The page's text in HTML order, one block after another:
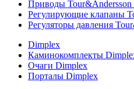
Приводы
Регулирующие клапаны
Регуляторы давления
Dimplex
Каминокомплекты
Очаги Dimplex
Порталы Dimplex